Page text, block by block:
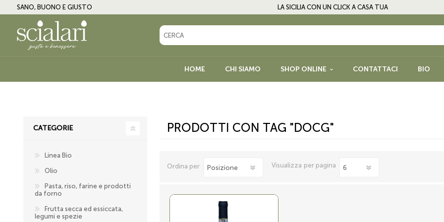
SANO, BUONO E GIUSTO LA SICILIA CON UN CLICK A CASA TUA
HOME CHI SIAMO SHOP ONLINE
VINO, AMARI E LIQUORI
CONTATTACI BIO
PRODOTTI CON TAG "DOCG"
Ordina per Visualizza per pagina
CATEGORIE
Linea Bio
Olio
Pasta, riso, farine e prodotti
da forno
Frutta secca ed essiccata,
legumi e spezie